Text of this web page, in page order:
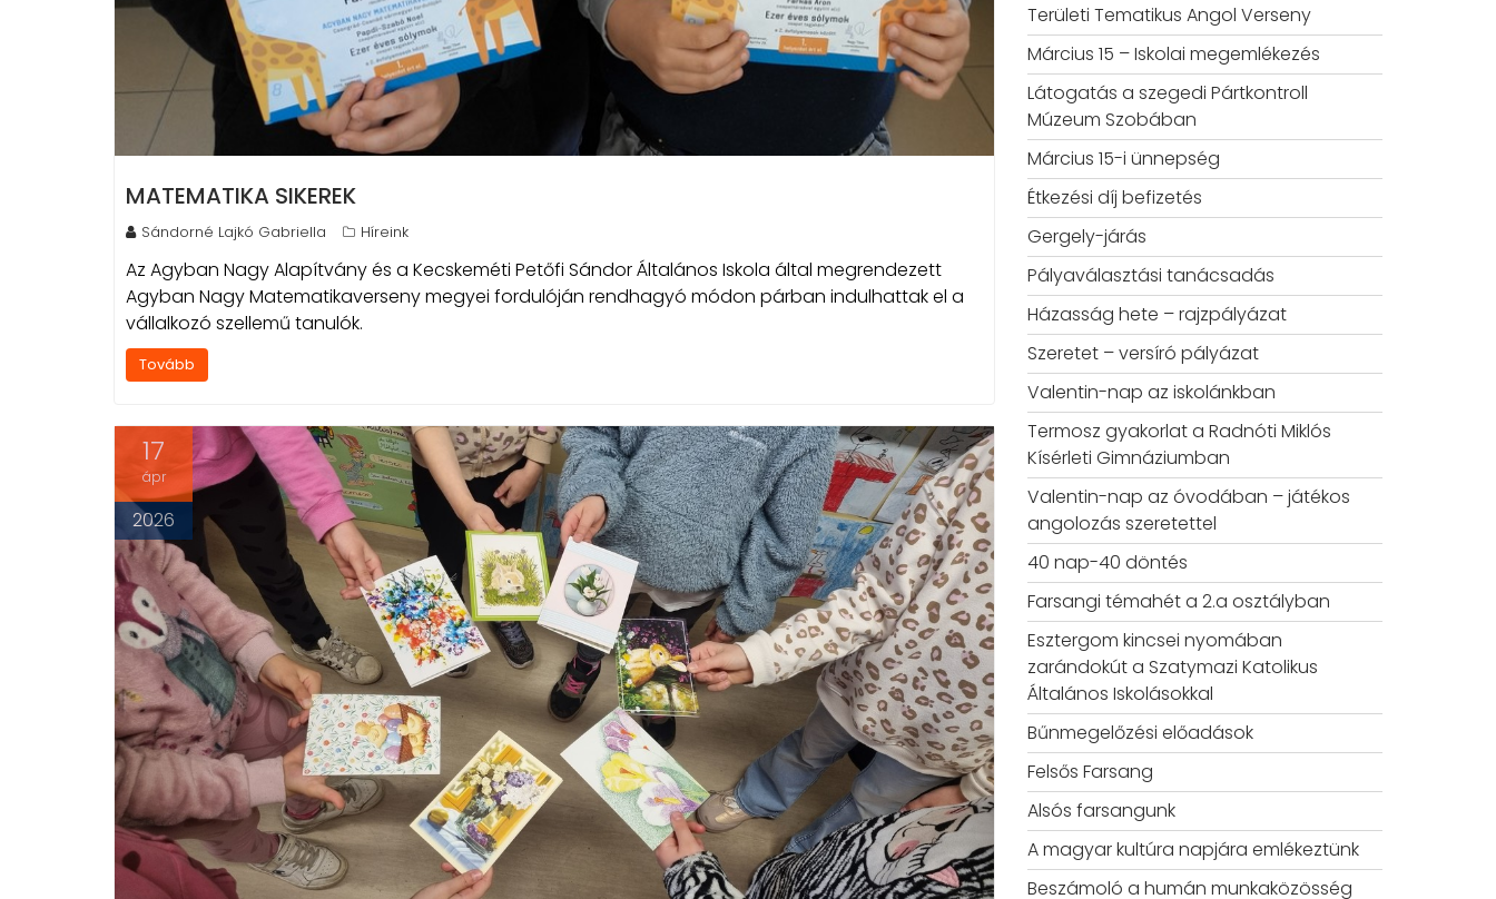
MATEMATIKA SIKEREK
Sándorné Lajkó Gabriella Híreink
Az Agyban Nagy Alapítvány és a Kecskeméti Petőfi Sándor Általános Iskola által megrendezett
Agyban Nagy Matematikaverseny megyei fordulóján rendhagyó módon párban indulhattak el a
vállalkozó szellemű tanulók.
Tovább
17
ápr
2026
Területi Tematikus Angol Verseny
Március 15 – Iskolai megemlékezés
Látogatás a szegedi Pártkontroll
Múzeum Szobában
Március 15-i ünnepség
Étkezési díj befizetés
Gergely-járás
Pályaválasztási tanácsadás
Házasság hete – rajzpályázat
Szeretet – versíró pályázat
Valentin-nap az iskolánkban
Termosz gyakorlat a Radnóti Miklós
Kísérleti Gimnáziumban
Valentin-nap az óvodában – játékos
angolozás szeretettel
40 nap-40 döntés
Farsangi témahét a 2.a osztályban
Esztergom kincsei nyomában
zarándokút a Szatymazi Katolikus
Általános Iskolásokkal
Bűnmegelőzési előadások
Felsős Farsang
Alsós farsangunk
A magyar kultúra napjára emlékeztünk
Beszámoló a humán munkaközösség